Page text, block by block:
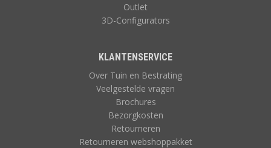
Outlet
3D-Configurators
KLANTENSERVICE
Over Tuin en Bestrating
Veelgestelde vragen
Brochures
Bezorgkosten
Retourneren
Retourneren webshoppakket